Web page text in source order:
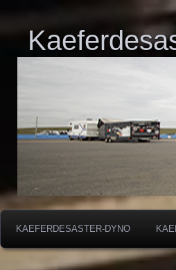
KAEFERDESASTER-DYNO